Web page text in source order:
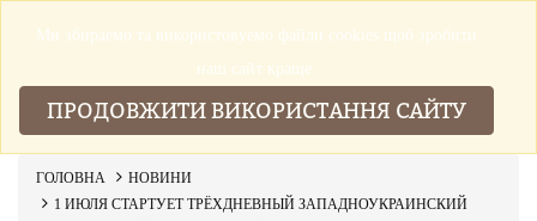
ГОЛОВНА
НОВИНИ
1 ИЮЛЯ СТАРТУЕТ ТРЁХДНЕВНЫЙ ЗАПАДНОУКРАИНСКИЙ
Ми збираемо та використовуемо файли cookies щоб зробити
наш сайт краще.
ПРОДОВЖИТИ ВИКОРИСТАННЯ САЙТУ